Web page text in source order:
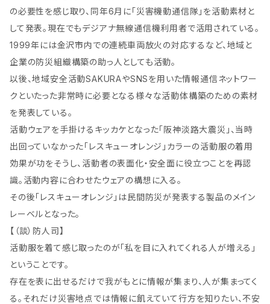
の必要性を感じ取り、同年6月に「災害機動通信隊」を活動素材と
して発表。現在でもデジアナ無線通信機利用者で活用されている。
1999年には金沢市内での連続車両放火の対応するなど、地域と
企業の防災組織構築の助っ人としても活動。
以後、地域安全活動SAKURAやSNSを用いた情報通信ネットワー
クといたった非常時に必要となる様々な活動体構築のための素材
を発表している。
活動ウェアを手掛けるキッカケとなった「阪神淡路大震災」、当時
出回っていなかった「レスキューオレンジ」カラーの活動服の着用
効果が功をそうし、活動者の表面化・安全面に役立つことを再認
識。活動内容に合わせたウェアの構想に入る。
その後「レスキューオレンジ」は民間防災が発表する製品のメイン
レーベルとなった。
【（談）防人司】
活動服を着て感じ取ったのが「私を目に入れてくれる人が増える」
ということです。
存在を表に出せるだけで我がもとに情報が集まり、人が集まってく
る。それだけ災害地点では情報に飢えていて行方を知りたい、不安